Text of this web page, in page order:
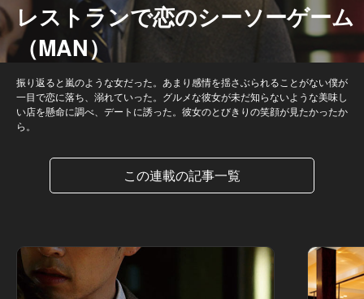
レストランで恋のシーソーゲーム
（MAN）
振り返ると嵐のような女だった。あまり感情を揺さぶられることがない僕が
一目で恋に落ち、溺れていった。グルメな彼女が未だ知らないような美味し
い店を懸命に調べ、デートに誘った。彼女のとびきりの笑顔が見たかったか
ら。
この連載の記事一覧